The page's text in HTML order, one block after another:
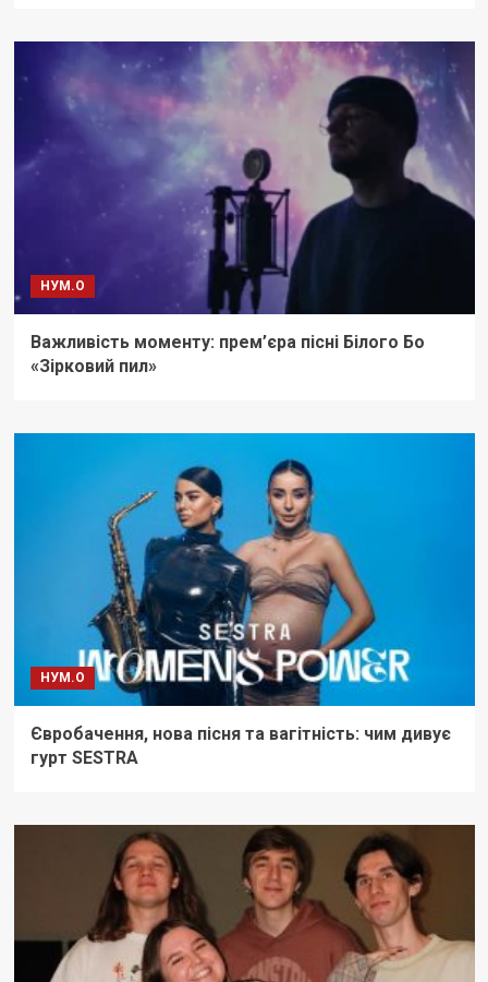
НУМ.О
Важливість моменту: прем’єра пісні Білого Бо
«Зірковий пил»
НУМ.О
Євробачення, нова пісня та вагітність: чим дивує
гурт SESTRA